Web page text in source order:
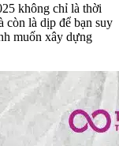
không chỉ là thời
còn là dịp để bạn suy
muốn xây dựng